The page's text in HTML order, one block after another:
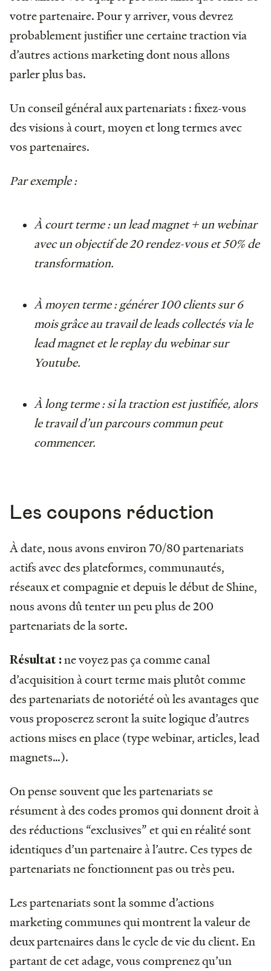
votre partenaire. Pour y arriver, vous devrez
probablement justifier une certaine traction via
d’autres actions marketing dont nous allons
parler plus bas.
Un conseil général aux partenariats : fixez-vous
des visions à court, moyen et long termes avec
vos partenaires.
Par exemple :
Àcourt terme : un lead magnet + un webinar
avec un objectif de 20 rendez-vous et 50% de
transformation.
Àmoyen terme : générer 100 clients sur 6
mois grâce au travail de leads collectés via le
lead magnet et le replay du webinar sur
Youtube.
Àlong terme : si la traction est justifiée, alors
le travail d’un parcours commun peut
commencer.
Les coupons réduction
À date, nous avons environ 70/80 partenariats
actifs avec des plateformes, communautés,
réseaux et compagnie et depuis le début de Shine,
nous avons dû tenter un peu plus de 200
partenariats de la sorte.
Résultat :ne voyez pas ça comme canal
d’acquisition à court terme mais plutôt comme
des partenariats de notoriété où les avantages que
vous proposerez seront la suite logique d’autres
actions mises en place (type webinar, articles, lead
magnets…).
On pense souvent que les partenariats se
résument à des codes promos qui donnent droit à
des réductions “exclusives” et qui en réalité sont
identiques d’un partenaire à l’autre. Ces types de
partenariats ne fonctionnent pas ou très peu.
Les partenariats sont la somme d’actions
marketing communes qui montrent la valeur de
deux partenaires dans le cycle de vie du client. En
partant de cet adage, vous comprenez qu’un